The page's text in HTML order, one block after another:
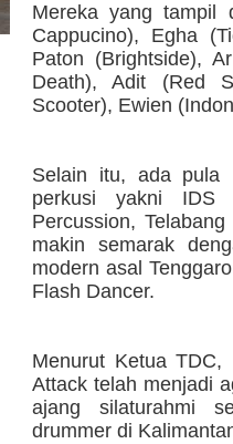
Mereka yang tampil
Cappucino), Egha
Paton (Brightside),
Death), Adit (Red
Scooter), Ewien
Selain itu, ada pula
perkusi yakni IDS
Percussion,
makin semarak
modern asal
Flash Dancer.
Menurut Ketua TDC,
Attack telah menjadi
ajang silaturahmi
drummer di